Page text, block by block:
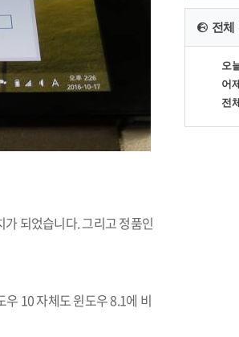
가 되었습니다.그리고 정품인
우 10자체도 윈도우8.1에 비
전체
오
어제
전체